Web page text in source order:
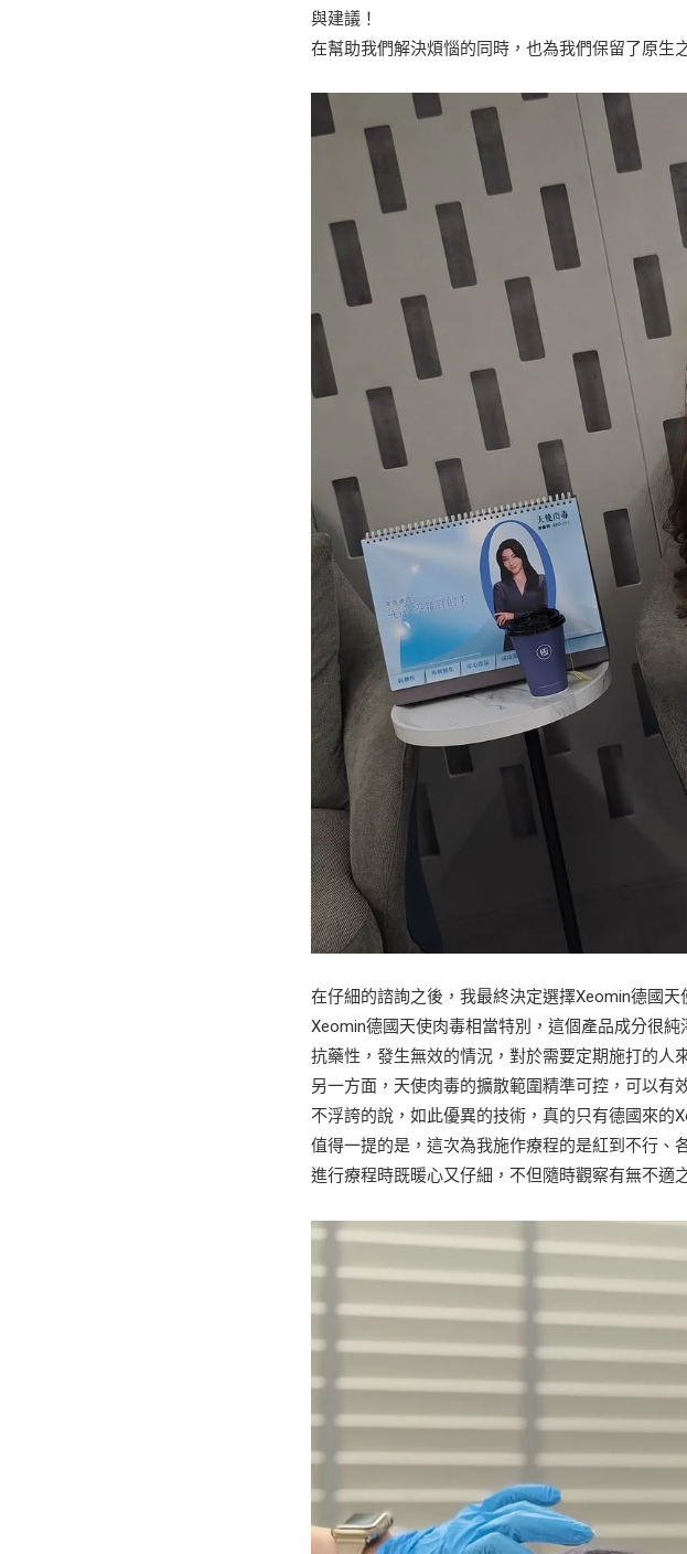
與建議！
在幫助我們解決煩惱的同時，也為我們保留了原生
在仔細的諮詢之後，我最終決定選擇Xeomin德國天
Xeomin德國天使肉毒相當特別，這個產品成分很
抗藥性，發生無效的情況，對於需要定期施打的人
另一方面，天使肉毒的擴散範圍精準可控，可以有
不浮誇的說，如此優異的技術，真的只有德國來的
值得一提的是，這次為我施作療程的是紅到不行、
進行療程時既暖心又仔細，不但隨時觀察有無不適